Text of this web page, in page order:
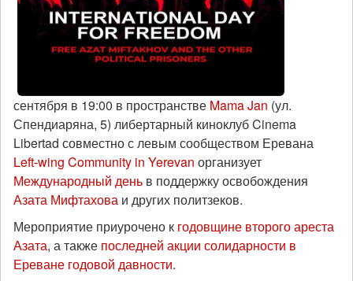
сентября в 19:00 в пространстве Mama Jan (ул.
Спендиаряна, 5) либертарный киноклуб Cinema
Libertad совместно с левым сообществом Еревана
Left-wing Community in Yerevan организует
Международный день в поддержку освобождения
Азата Мифтахова и других политзеков.
Мероприятие приурочено к годовщине второго ареста
Азата, а также последней акции солидарности в
Ереване годовой давности.